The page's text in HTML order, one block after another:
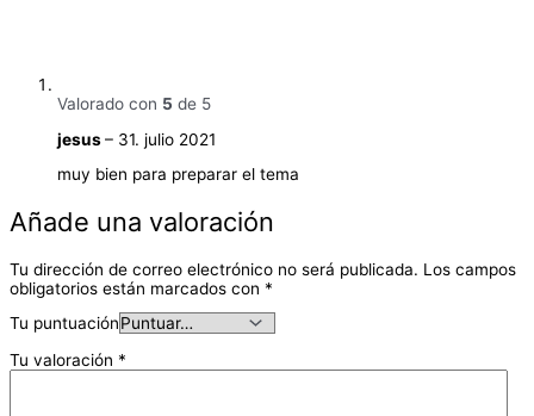
Valorado con 5 de 5
jesus– 31. julio 2021
muy bien para preparar el tema
Añade una valoración
Tu dirección de correo electrónico no será publicada. Los campos
obligatorios están marcados con *
Tu puntuación
Tu valoración *